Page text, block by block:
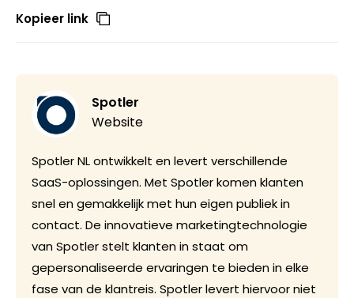
Kopieer link
Spotler
Website
Spotler NL ontwikkelt en levert verschillende
SaaS-oplossingen. Met Spotler komen klanten
snel en gemakkelijk met hun eigen publiek in
contact. De innovatieve marketingtechnologie
van Spotler stelt klanten in staat om
gepersonaliseerde ervaringen te bieden in elke
fase van de klantreis. Spotler levert hiervoor niet